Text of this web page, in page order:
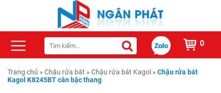
0
Trang chủ » Chậu rửa bát » Chậu rửa bát Kagol » Chậu rửa bát
Kagol K8245BT cân bậc thang